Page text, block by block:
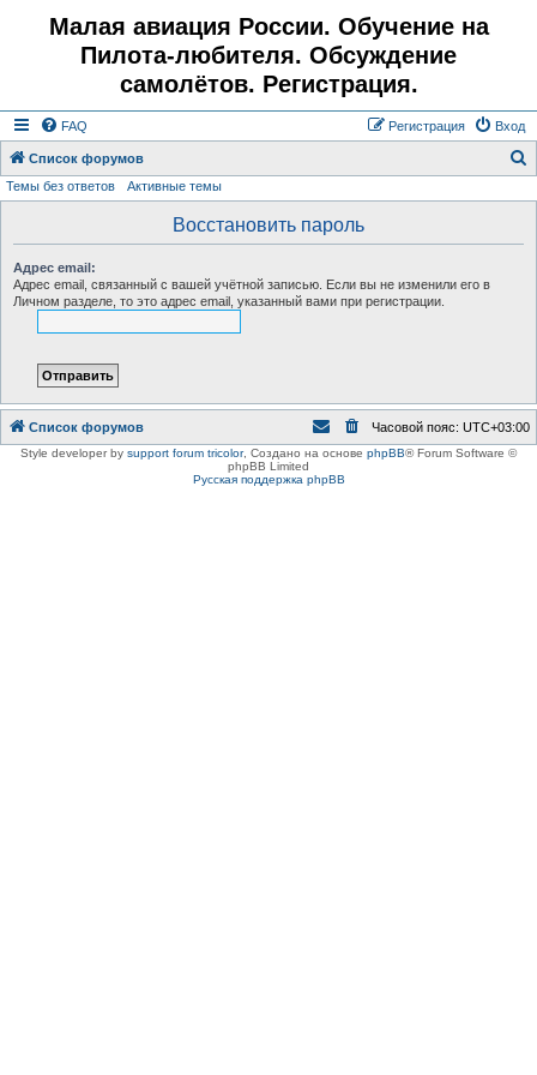
Малая авиация России. Обучение на
Пилота-любителя. Обсуждение
самолётов. Регистрация.
FAQ Вход
Регистрация
Список форумов
Темы без ответов Активные темы
Восстановить пароль
Адрес email:
Адрес email, связанный с вашей учётной записью. Если вы не изменили его в
Личном разделе, то это адрес email, указанный вами при регистрации.
Список форумов Часовой пояс: UTC+03:00
Style developer by support forum tricolor, Создано на основе phpBB® Forum Software ©
phpBB Limited
Русская поддержка phpBB